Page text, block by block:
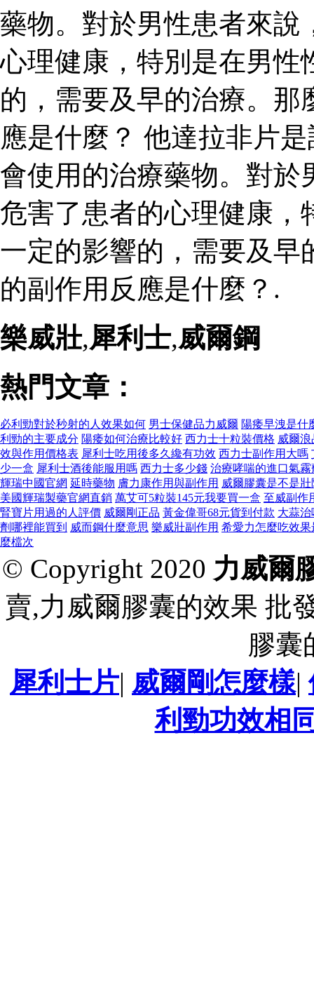
藥物。對於男性患者來說
心理健康，特別是在男性
的，需要及早的治療。
應是什麼？ 他達拉非片
會使用的治療藥物。對於
危害了患者的心理健康，
一定的影響的，需要及早
的副作用反應是什麼？.
樂威壯,犀利士,威爾鋼
熱門文章：
必利勁對於秒射的人效果如何 男士保健品力威爾 陽痿早洩是什
利勁的主要成分 陽痿如何治療比較好 西力士十粒裝價格 威爾
效與作用價格表 犀利士吃用後多久纔有功效 西力士副作用大嗎
少一盒 犀利士酒後能服用嗎 西力士多少錢 治療哮喘的進口氣霧
輝瑞中國官網 延時藥物 膚力康作用與副作用 威爾膠囊是不是壯
美國輝瑞製藥官網直銷 萬艾可5粒裝145元我要買一盒 至威副作
腎寶片用過的人評價 威爾剛正品 黃金偉哥68元貨到付款 大蒜
劑哪裡能買到 威而鋼什麼意思 樂威壯副作用 希愛力怎麼吃效果
麼檔次
© Copyright 2020 力威爾
賣,力威爾膠囊的效果 批
膠囊
犀利士片| 威爾剛怎麼樣|
利勁功效相